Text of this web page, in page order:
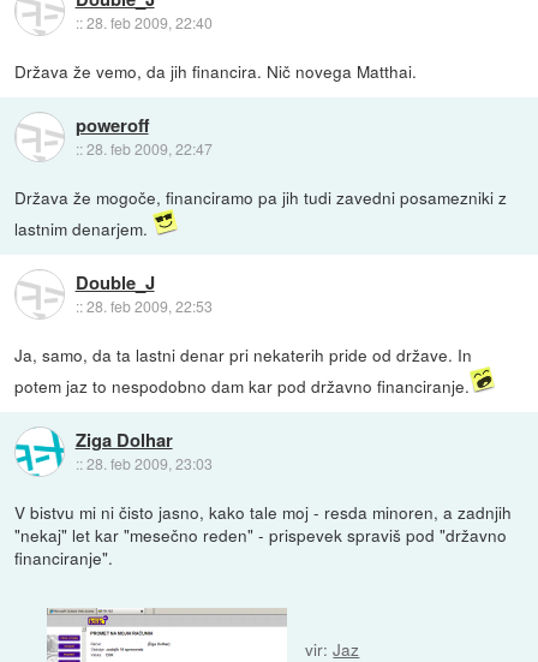
::28. feb 2009, 22:40
Država že vemo, da jih financira. Nič novega Matthai.
poweroff
::28. feb 2009, 22:47
Država že mogoče, financiramo pa jih tudi zavedni posamezniki z
lastnim denarjem.
Double_J
::28. feb 2009, 22:53
Ja, samo, da ta lastni denar pri nekaterih pride od države. In
potem jaz to nespodobno dam kar pod državno financiranje.
Ziga Dolhar
::28. feb 2009, 23:03
V bistvu mi ni čisto jasno, kako tale moj - resda minoren, a zadnjih
"nekaj" let kar "mesečno reden" - prispevek spraviš pod "državno
financiranje".
vir:Jaz